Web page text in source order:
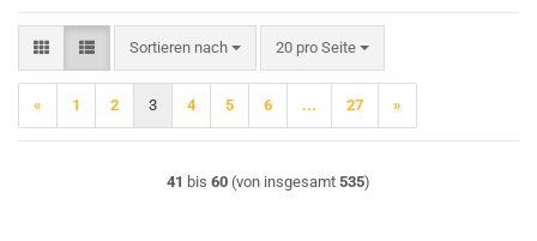
Sortieren nach
Sortieren nach 20 pro Seite
pro Seite
« 1 2 3 4 5 6 ... 27 »
41 bis 60 (von insgesamt 535)